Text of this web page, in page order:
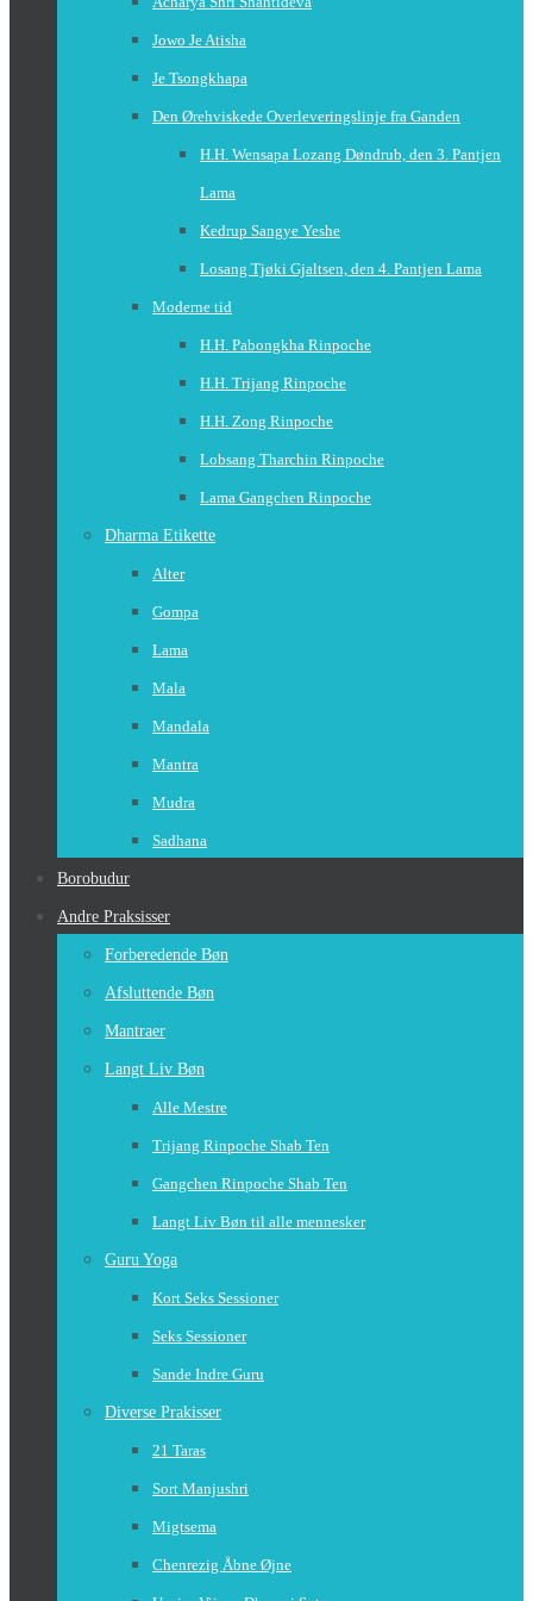
Jowo Je Atisha
Je Tsongkhapa
Den Ørehviskede Overleveringslinje fra Ganden
H.H. Wensapa Lozang Døndrub, den 3. Pantjen
Lama
Kedrup Sangye Yeshe
Losang Tjøki Gjaltsen, den 4. Pantjen Lama
Moderne tid
H.H. Pabongkha Rinpoche
H.H. Trijang Rinpoche
H.H. Zong Rinpoche
Lobsang Tharchin Rinpoche
Lama Gangchen Rinpoche
Dharma Etikette
Alter
Gompa
Lama
Mala
Mandala
Mantra
Mudra
Sadhana
Borobudur
Andre Praksisser
Forberedende Bøn
Afsluttende Bøn
Mantraer
Langt Liv Bøn
Alle Mestre
Trijang Rinpoche Shab Ten
Gangchen Rinpoche Shab Ten
Langt Liv Bøn til alle mennesker
Guru Yoga
Kort Seks Sessioner
Seks Sessioner
Sande Indre Guru
Diverse Prakisser
21 Taras
Sort Manjushri
Migtsema
Chenrezig Åbne Øjne